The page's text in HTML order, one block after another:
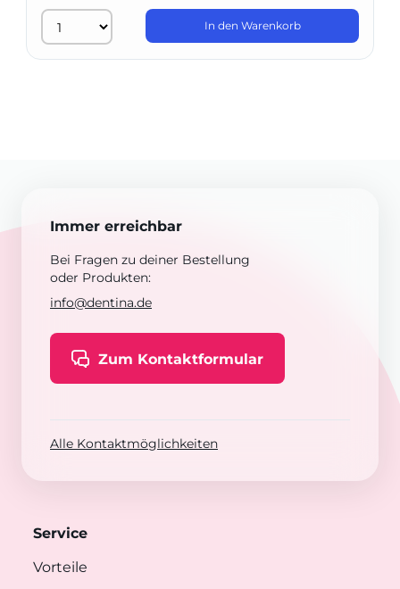
In den Warenkorb
Immer erreichbar
Bei Fragen zu deiner Bestellung
oder Produkten:
info@dentina.de
Zum Kontaktformular
Alle Kontaktmöglichkeiten
Service
Vorteile